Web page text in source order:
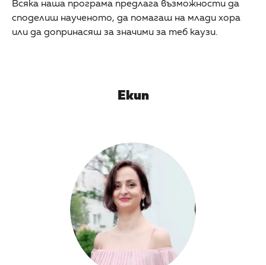
Всяка наша програма предлага възможности да
споделиш наученото, да помагаш на млади хора
или да допринасяш за значими за теб каузи.
Екип